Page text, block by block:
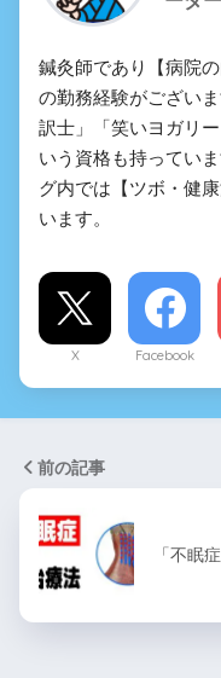
鍼灸師であり【病院
の勤務経験がござい
訳士」「笑いヨガリ
いう資格も持ってい
グ内では【ツボ・健
います。
X Facebook
前の記事
「不眠